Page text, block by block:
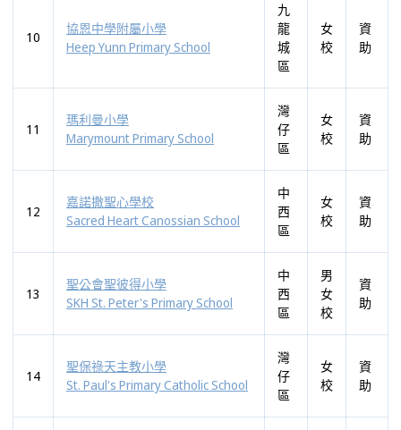
10
協恩中學附屬小學
Heep Yunn Primary School
九
龍
城
區
女
校
資
助
11
瑪利曼小學
Marymount Primary School
灣
仔
區
女
校
資
助
12
嘉諾撒聖心學校
Sacred Heart Canossian School
中
西
區
女
校
資
助
13
聖公會聖彼得小學
SKH St. Peter's Primary School
中
西
區
男
女
校
資
助
14
聖保祿天主教小學
St. Paul's Primary Catholic School
灣
仔
區
女
校
資
助